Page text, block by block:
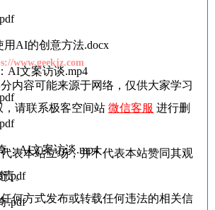
用AI的创意方法.docx
AI文案访谈.mp4
：AI文案访谈.mp4
.pdf
.pdf
www.geekjz.com
内容可能来源于网络，仅供大家学习
请联系极客空间站 微信客服 进行删
表本站立场，并不代表本站赞同其观
责。
何方式发布或转载任何违法的相关信